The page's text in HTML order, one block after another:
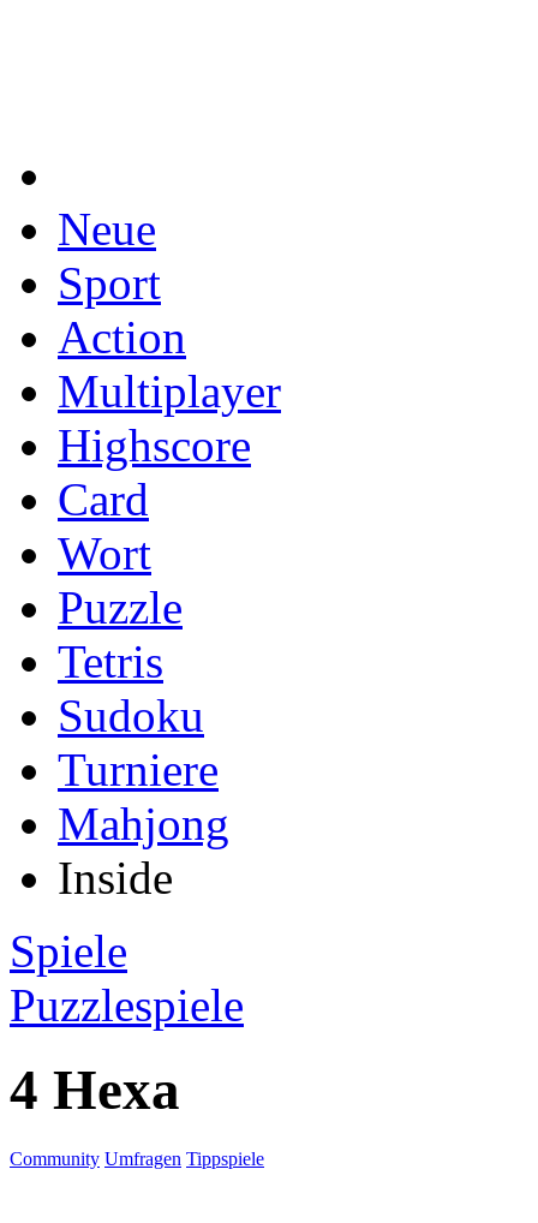
Neue
Sport
Action
Multiplayer
Highscore
Card
Wort
Puzzle
Tetris
Sudoku
Turniere
Mahjong
Inside
Spiele
Puzzlespiele
4 Hexa
Community Umfragen Tippspiele